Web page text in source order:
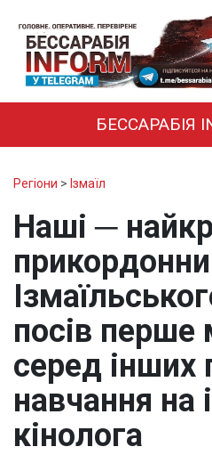
БЕССАРАБІЯ
Регіони > Ізмаїл
Наші ─
посів перше
серед інших
навчання на
кінолога